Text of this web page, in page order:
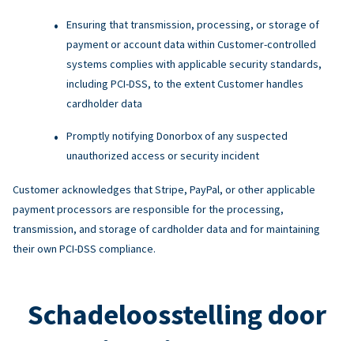
Ensuring that transmission, processing, or storage of
payment or account data within Customer-controlled
systems complies with applicable security standards,
including PCI-DSS, to the extent Customer handles
cardholder data
Promptly notifying Donorbox of any suspected
unauthorized access or security incident
Customer acknowledges that Stripe, PayPal, or other applicable
payment processors are responsible for the processing,
transmission, and storage of cardholder data and for maintaining
their own PCI-DSS compliance.
Schadeloosstelling door